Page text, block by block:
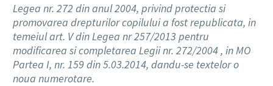
Legea nr. 272 din anul 2004, privind protectia si
promovarea drepturilor copilului a fost republicata, in
temeiul art. V din Legea nr 257/2013 pentru
modificarea si completarea Legii nr. 272/2004 , in MO
Partea I, nr. 159 din 5.03.2014, dandu-se textelor o
noua numerotare.